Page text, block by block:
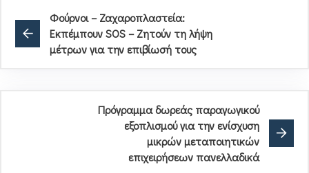
Φούρνοι – Ζαχαροπλαστεία:
Εκπέμπουν SOS – Ζητούν τη λήψη
μέτρων για την επιβίωσή τους
Πρόγραμμα δωρεάς παραγωγικού
εξοπλισμού για την ενίσχυση
μικρών μεταποιητικών
επιχειρήσεων πανελλαδικά